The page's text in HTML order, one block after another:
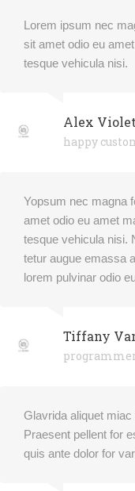
Lorem ipsum nec
sit amet odio eu
tesque vehicula nisi.
Alex Violet
happy
Yopsum nec magna
amet odio eu amet
tesque vehicula nisi.
tetur augue emassa
lorem pulvinar odio
Tiffany
Glavrida aliquet
Praesent pellent for
quis ante dolor for